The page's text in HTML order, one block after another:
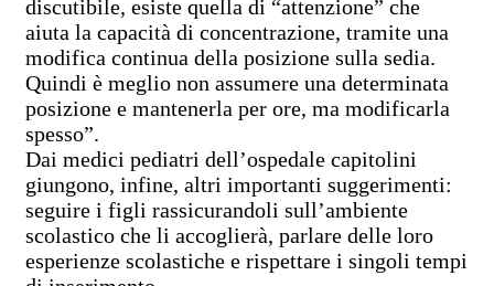
discutibile, esiste quella di “attenzione” che
aiuta la capacità di concentrazione, tramite una
modifica continua della posizione sulla sedia.
Quindi è meglio non assumere una determinata
posizione e mantenerla per ore, ma modificarla
spesso”.
Dai medici pediatri dell’ospedale capitolini
giungono, infine, altri importanti suggerimenti:
seguire i figli rassicurandoli sull’ambiente
scolastico che li accoglierà, parlare delle loro
esperienze scolastiche e rispettare i singoli tempi